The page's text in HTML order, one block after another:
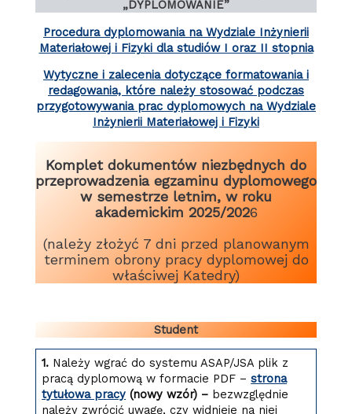
„DYPLOMOWANIE”
Procedura dyplomowania na Wydziale Inżynierii
Materiałowej i Fizyki dla studiów I oraz II stopnia
Wytyczne i zalecenia dotyczące formatowania i
redagowania, które należy stosować podczas
przygotowywania prac dyplomowych na Wydziale
Inżynierii Materiałowej i Fizyki
Komplet dokumentów niezbędnych do
przeprowadzenia egzaminu dyplomowego
w semestrze letnim, w roku
akademickim 2025/2026
(należy złożyć 7 dni przed planowanym
terminem obrony pracy dyplomowej do
właściwej Katedry)
Student
1. Należy wgrać do systemu ASAP/JSA plik z
pracą dyplomową w formacie PDF –strona
tytułowa pracy (nowy wzór) – bezwzględnie
należy zwrócić uwagę, czy widnieje na niej